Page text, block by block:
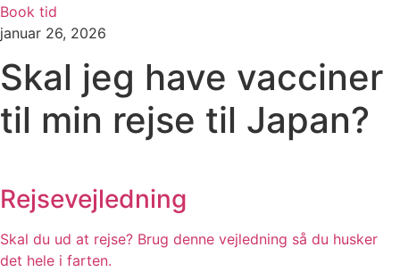
Book tid
januar 26, 2026
Skal jeg have vacciner
til min rejse til Japan?
Rejsevejledning
Skal du ud at rejse? Brug denne vejledning så du husker
det hele i farten.